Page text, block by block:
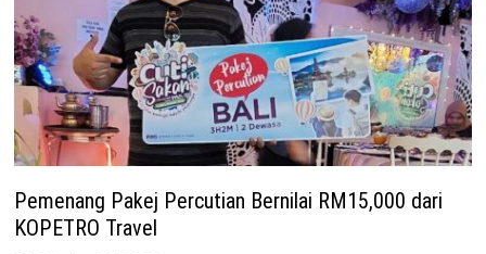
Pemenang Pakej Percutian Bernilai RM15,000 dari
KOPETRO Travel